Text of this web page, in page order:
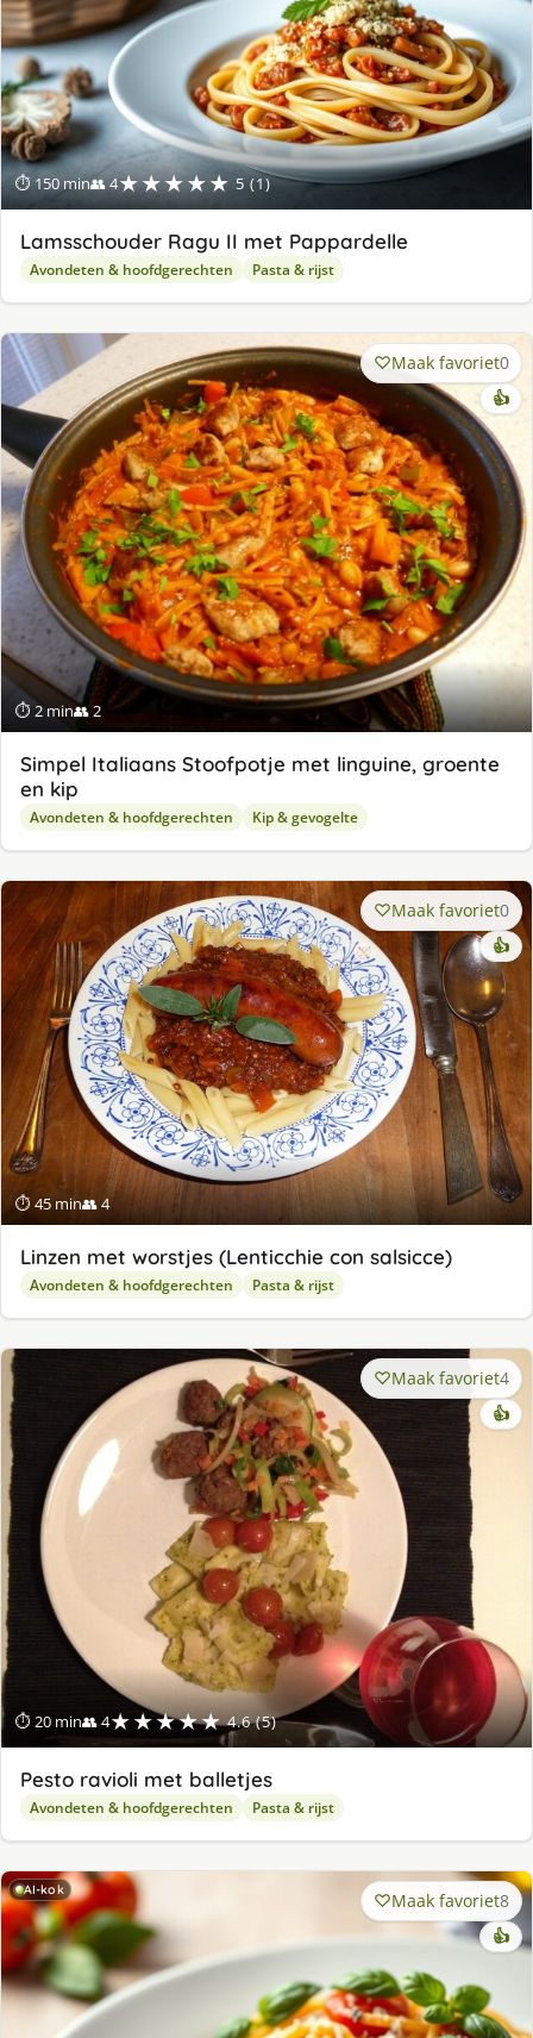
⏱ 150 min👥 4★★★★★ 5 (1)
Lamsschouder Ragu II met Pappardelle
Avondeten & hoofdgerechten Pasta & rijst
⏱ 2 min👥 2
Maak favoriet0
👍
Simpel Italiaans Stoofpotje met linguine, groente
en kip
Avondeten & hoofdgerechten Kip & gevogelte
⏱ 45 min👥 4
Maak favoriet0
👍
Linzen met worstjes (Lenticchie con salsicce)
Avondeten & hoofdgerechten Pasta & rijst
⏱ 20 min👥 4★★★★★ 4.6 (5)
Maak favoriet4
👍
Pesto ravioli met balletjes
Avondeten & hoofdgerechten Pasta & rijst
AI-kok Maak favoriet8
👍